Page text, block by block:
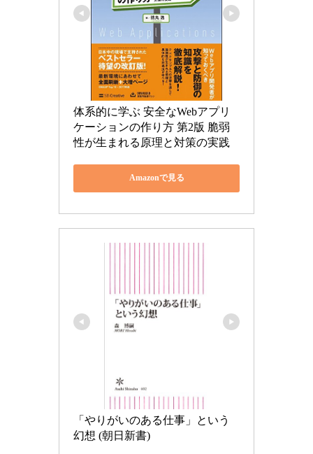
体系的に学ぶ 安全なWebアプリ
ケーションの作り方 第2版 脆弱
性が生まれる原理と対策の実践
Amazonで見る
「やりがいのある仕事」という
幻想 (朝日新書)